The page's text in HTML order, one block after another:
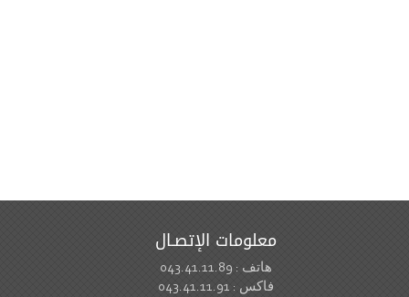
معلومات الإتصـال
هاتف : 043.41.11.89
فاكس : 043.41.11.91